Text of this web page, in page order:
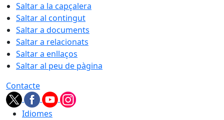
Saltar a la capçalera
Saltar al contingut
Saltar a documents
Saltar a relacionats
Saltar a enllaços
Saltar al peu de pàgina
Contacte
Idiomes